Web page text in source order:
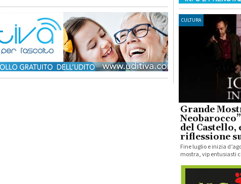
CULTURA
Grande
del Castello,
riflessione
Fine luglio e inizia
mostra, vip entusiasti